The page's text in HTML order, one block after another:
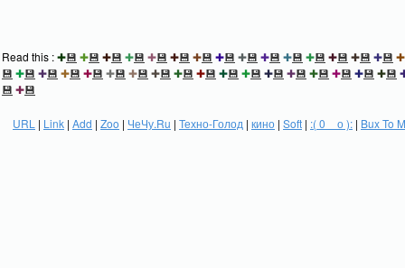
Read this :✚💾 ✚💾 ✚💾 ✚💾 ✚💾 ✚💾 ✚💾 ✚💾 ✚💾 ✚💾 ✚💾 ✚💾 ✚💾 ✚💾 ✚💾 ✚
💾 ✚💾 ✚💾 ✚💾 ✚💾 ✚💾 ✚💾 ✚💾 ✚💾 ✚💾 ✚💾 ✚💾 ✚💾 ✚💾 ✚💾 ✚💾 ✚💾 ✚💾
💾 ✚💾
URL | Link | Add | Zoo | ЧеЧу.Ru | Техно-Голод | кино | Soft | :( 0 _ о ): | Bux To